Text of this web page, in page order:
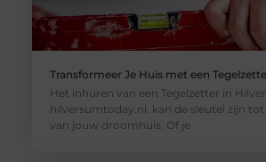
Transformeer Je Huis met een
Het inhuren van een Tegelzetter in
hilversumtoday.nl. kan de sleutel zijn tot
van jouw droomhuis. Of je